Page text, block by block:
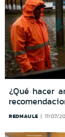
¿Qué hacer
REDMAULE 17/07/